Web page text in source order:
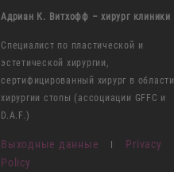
Адриан К. Витхофф – хирург клиники
Специалист по пластической и
эстетической хирургии,
сертифицированный хирург в области
хирургии стопы (ассоциации GFFC и
D.A.F.)
Выходные данные
Privacy
Policy